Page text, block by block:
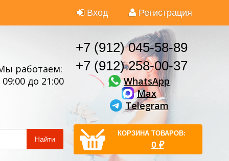
Вход Регистрация
работаем:
09:00 до 21:00
+7 (912) 045-58-89
+7 (912) 258-00-37
WhatsApp
Max
Telegram
Найти
КОРЗИНА ТОВАРОВ:
0 ₽